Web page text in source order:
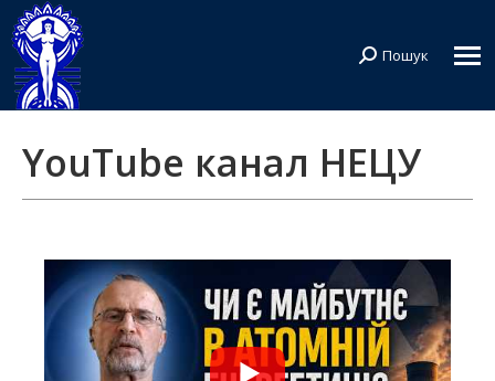
Search:
Пошук
YouTube канал НЕЦУ